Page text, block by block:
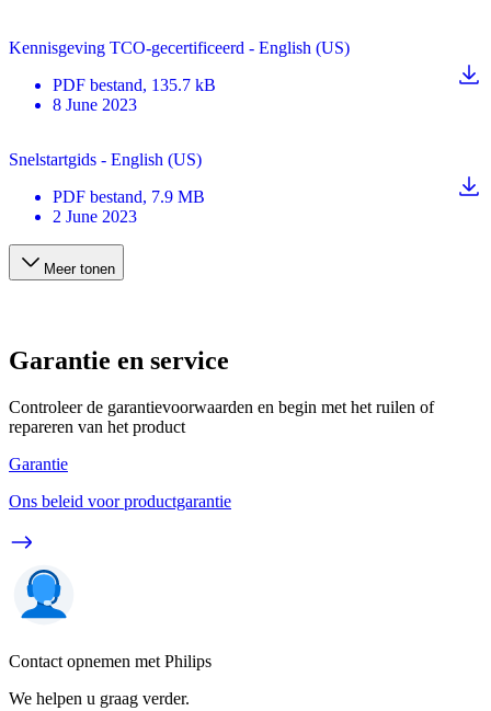
Kennisgeving TCO-gecertificeerd - English (US)
PDF bestand, 135.7 kB
8 June 2023
Snelstartgids - English (US)
PDF bestand, 7.9 MB
2 June 2023
Meer tonen
Garantie en service
Controleer de garantievoorwaarden en begin met het ruilen of
repareren van het product
Garantie
Ons beleid voor productgarantie
Contact opnemen met Philips
We helpen u graag verder.